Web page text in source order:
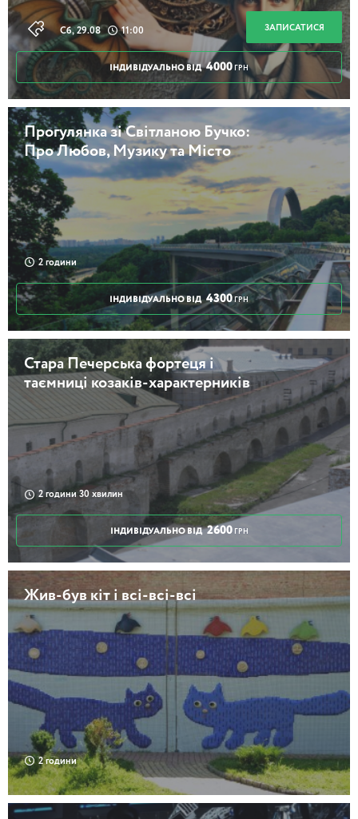
Сб, 29.08 11:00 ЗАПИСАТИСЯ
ІНДИВІДУАЛЬНО ВІД 4000 ГРН
Прогулянка зі Світланою Бучко:
Про Любов, Музику та Місто
2 години
ІНДИВІДУАЛЬНО ВІД 4300 ГРН
Стара Печерська фортеця і
таємниці козаків-характерників
2 години 30 хвилин
ІНДИВІДУАЛЬНО ВІД 2600 ГРН
Жив-був кіт і всі-всі-всі
2 години